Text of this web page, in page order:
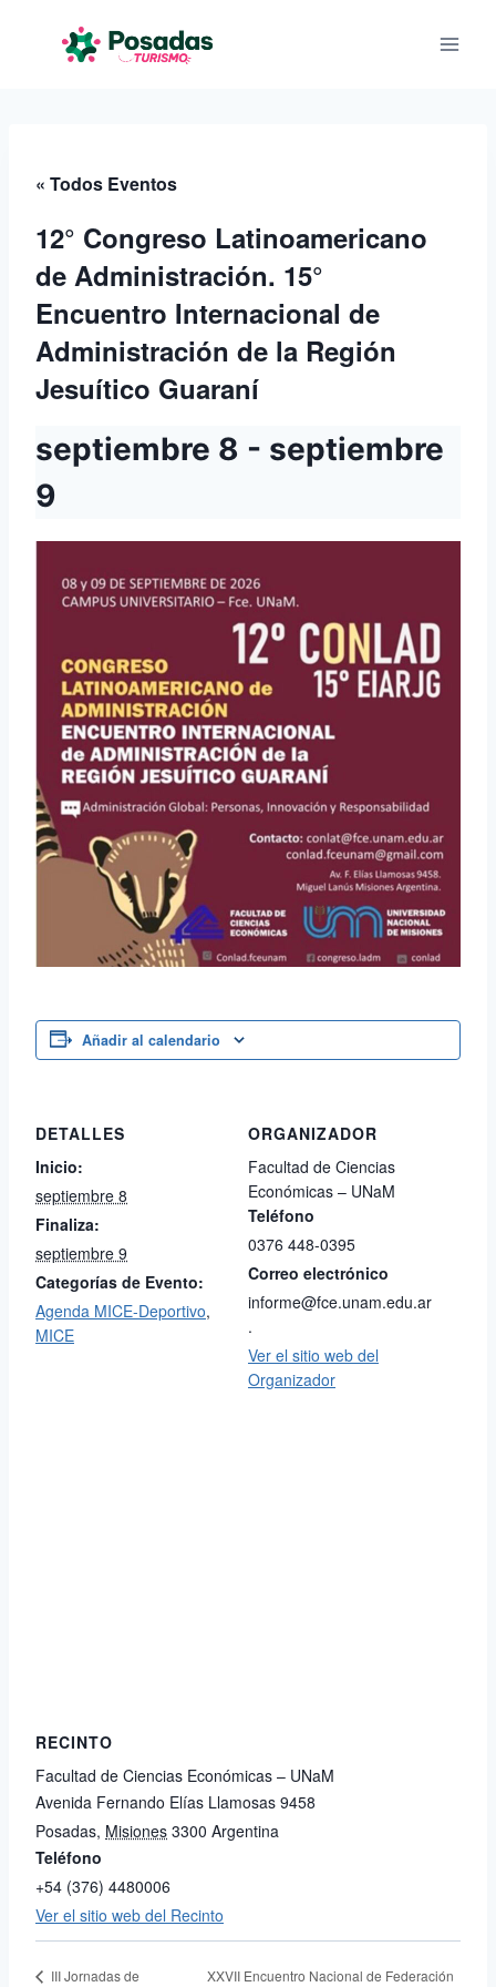
« Todos Eventos
12° Congreso Latinoamericano
de Administración. 15°
Encuentro Internacional de
Administración de la Región
Jesuítico Guaraní
septiembre 8 - septiembre
9
Añadir al calendario
DETALLES
Inicio:
septiembre 8
Finaliza:
septiembre 9
Categorías de Evento:
Agenda MICE-Deportivo,
MICE
ORGANIZADOR
Facultad de Ciencias
Económicas – UNaM
Teléfono
0376 448-0395
Correo electrónico
informe@fce.unam.edu.ar
.
Ver el sitio web del
Organizador
RECINTO
Facultad de Ciencias Económicas – UNaM
Avenida Fernando Elías Llamosas 9458
Posadas, Misiones 3300 Argentina
Teléfono
+54 (376) 4480006
Ver el sitio web del Recinto
III Jornadas de XXVII Encuentro Nacional de Federación